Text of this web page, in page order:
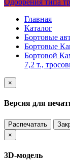
Одобрения типа
Главная
Каталог
Бортовые
Бортовые
Бортовой
7,2 т.,
×
Версия для
Распечатать
×
3D-модель